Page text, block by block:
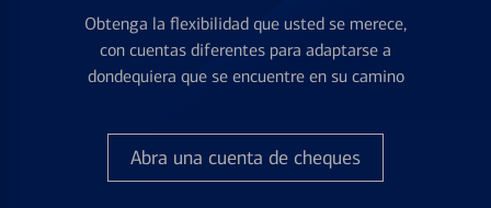
Obtenga la flexibilidad que usted se merece,
con cuentas diferentes para adaptarse a
dondequiera que se encuentre en su camino
Abra una cuenta de cheques